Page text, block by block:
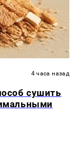
4 часа назад
сушить